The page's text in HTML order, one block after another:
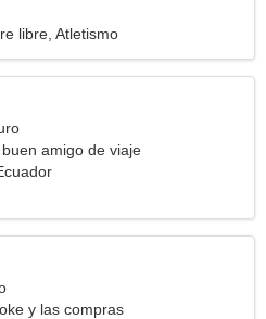
libre, Atletismo
amigo de viaje
y las compras